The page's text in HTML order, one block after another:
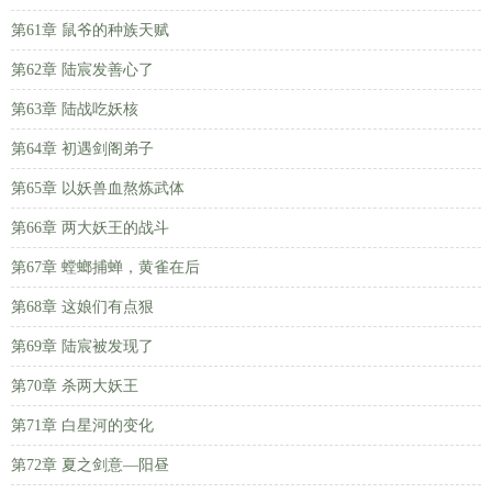
第61章 鼠爷的种族天赋
第62章 陆宸发善心了
第63章 陆战吃妖核
第64章 初遇剑阁弟子
第65章 以妖兽血熬炼武体
第66章 两大妖王的战斗
第67章 螳螂捕蝉，黄雀在后
第68章 这娘们有点狠
第69章 陆宸被发现了
第70章 杀两大妖王
第71章 白星河的变化
第72章 夏之剑意—阳昼